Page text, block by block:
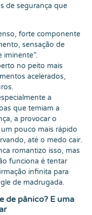
de segurança que
forte componente
sensação de
iminente”.
no peito mais
acelerados,
a
que temiam a
a provocar o
pouco mais rápido
até o medo cair.
romantizo isso, mas
funciona é tentar
infinita para
de madrugada.
de pânico? E uma